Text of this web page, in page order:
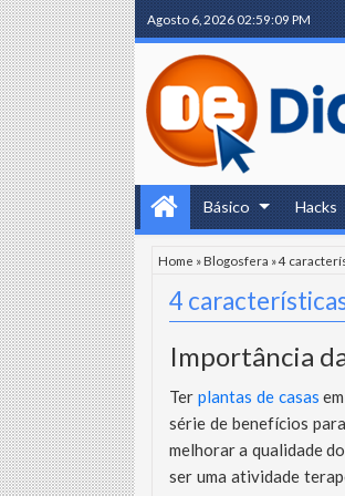
Agosto 6, 202602:59:10 PM
Básico Hacks
Home »Blogosfera »4
4
Importância
Ter plantas de casas
série de benefícios
melhorar a qualidade
ser uma atividade